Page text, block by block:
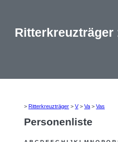
Ritterkreuzträger
> Ritterkreuzträger > V> Va > Vas
Personenliste